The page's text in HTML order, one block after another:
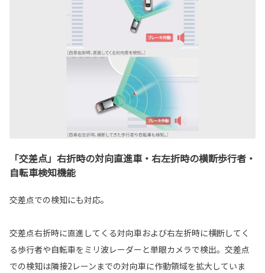
「交差点」右折時の対向直進車・右左折時の横断歩行者・
自転車検知機能
交差点での検知にも対応。
交差点右折時に直進してくる対向車および右左折時に横断してく
る歩行者や自転車をミリ波レーダーと単眼カメラで検出。交差点
での検知は隣接2レーンまでの対向車に作動領域を拡大していま